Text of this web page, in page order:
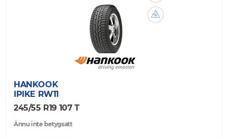
HANKOOK
IPIKE RW11
245/55 R19 107 T
Ännu inte betygsatt